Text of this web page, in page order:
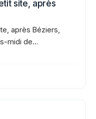
site, après
après Béziers,
midi de…